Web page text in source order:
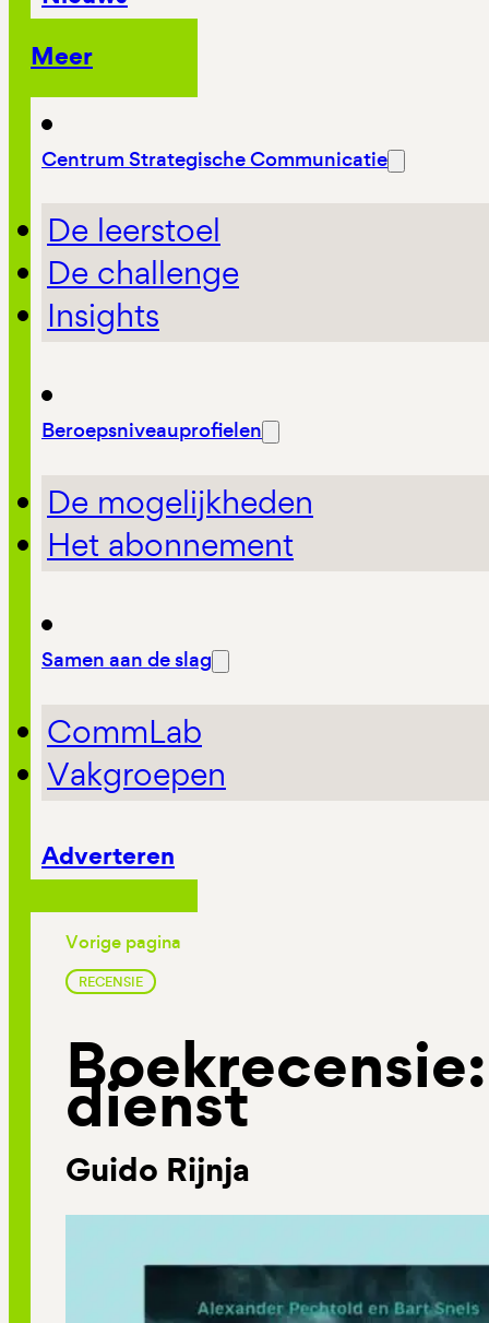
Meer
Centrum Strategische Communicatie
De leerstoel
De challenge
Insights
Beroepsniveauprofielen
De mogelijkheden
Het abonnement
Samen aan de slag
CommLab
Vakgroepen
Adverteren
Vorige pagina
RECENSIE
dienst
Guido Rijnja